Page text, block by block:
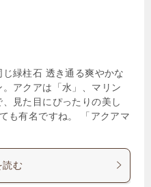
緑柱石 透き通る爽やかな
アクアは「水」、マリン
見た目にぴったりの美し
も有名ですね。 「アクアマ
読む